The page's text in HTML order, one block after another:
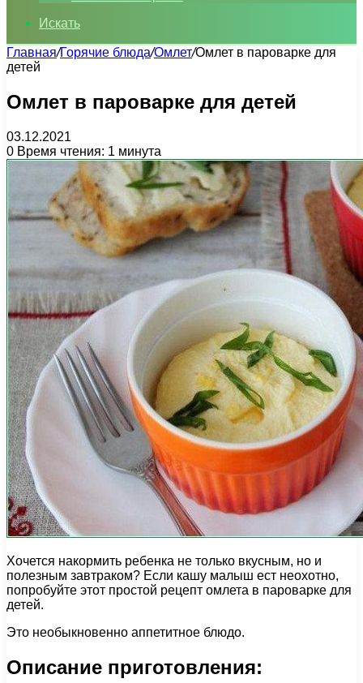
Искать
Главная/Горячие блюда/Омлет/Омлет в пароварке для
детей
Омлет в пароварке для детей
03.12.2021
0 Время чтения: 1 минута
Хочется накормить ребенка не только вкусным, но и
полезным завтраком? Если кашу малыш ест неохотно,
попробуйте этот простой рецепт омлета в пароварке для
детей.
Это необыкновенно аппетитное блюдо.
Описание приготовления: